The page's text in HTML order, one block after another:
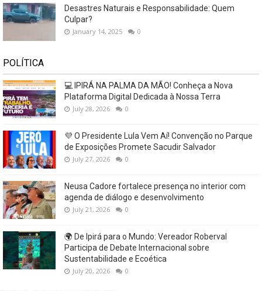
Desastres Naturais e Responsabilidade: Quem
Culpar?
January 14, 2025 0
POLÍTICA
💻 IPIRÁ NA PALMA DA MÃO! Conheça a Nova
Plataforma Digital Dedicada à Nossa Terra
July 28, 2026 0
💜 O Presidente Lula Vem Aí! Convenção no Parque
de Exposições Promete Sacudir Salvador
July 27, 2026 0
Neusa Cadore fortalece presença no interior com
agenda de diálogo e desenvolvimento
July 21, 2026 0
🌍 De Ipirá para o Mundo: Vereador Roberval
Participa de Debate Internacional sobre
Sustentabilidade e Ecoética
July 20, 2026 0